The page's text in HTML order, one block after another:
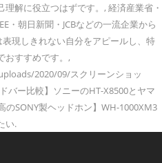
解に役立つはずです。, 経済産業省・
・朝日新聞・JCBなどの一流企業から
現しきれない自分をアピールし、特
おすすめです。,
2020/09/スクリーンショッ
バー比較】ソニーのHT-X8500とヤマ
のSONY製ヘッドホン】WH-1000XM3
い.